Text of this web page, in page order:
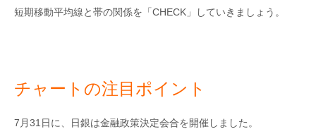
短期移動平均線と帯の関係を「CHECK」していきましょう。
チャートの注目ポイント
7月31日に、日銀は金融政策決定会合を開催しました。